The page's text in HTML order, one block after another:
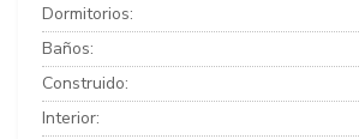
Dormitorios:
Baños:
Construido:
Interior: